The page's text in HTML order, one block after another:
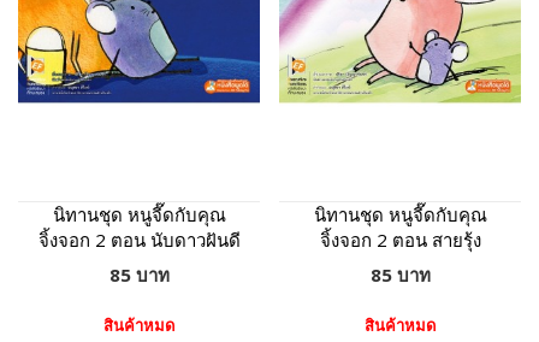
นิทานชุด หนูจี๊ดกับคุณ
จิ้งจอก 2 ตอน นับดาวฝันดี
85 บาท
สินค้าหมด
นิทานชุด หนูจี๊ดกับคุณ
จิ้งจอก 2 ตอน สายรุ้ง
85 บาท
สินค้าหมด